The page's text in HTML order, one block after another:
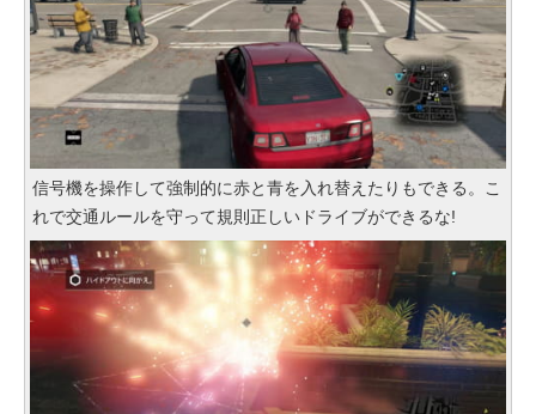
信号機を操作して強制的に赤と青を入れ替えたりもできる。こ
れで交通ルールを守って規則正しいドライブができるな!